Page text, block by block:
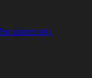
संस्करण पाएं।